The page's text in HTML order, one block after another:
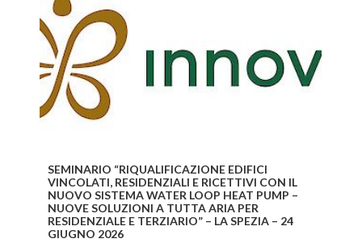
SEMINARIO “RIQUALIFICAZIONE EDIFICI
VINCOLATI, RESIDENZIALI E RICETTIVI CON IL
NUOVO SISTEMA WATER LOOP HEAT PUMP –
NUOVE SOLUZIONI A TUTTA ARIA PER
RESIDENZIALE E TERZIARIO” – LA SPEZIA – 24
GIUGNO 2026